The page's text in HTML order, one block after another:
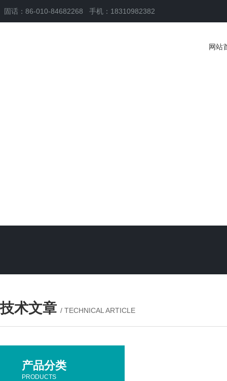
固话：86-010-84682268 手机：18310982382
网站
技术文章 / TECHNICAL ARTICLE
产品分类
PRODUCTS